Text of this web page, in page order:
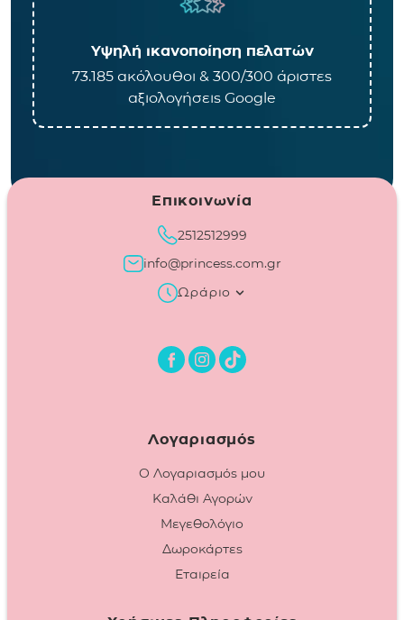
Υψηλή ικανοποίηση πελατών
73.185 ακόλουθοι & 300/300 άριστες
αξιολογήσεις Google
Επικοινωνία
2512512999
info@princess.com.gr
Ωράριο
Λογαριασμός
Ο Λογαριασμός μου
Καλάθι Αγορών
Μεγεθολόγιο
Δωροκάρτες
Εταιρεία